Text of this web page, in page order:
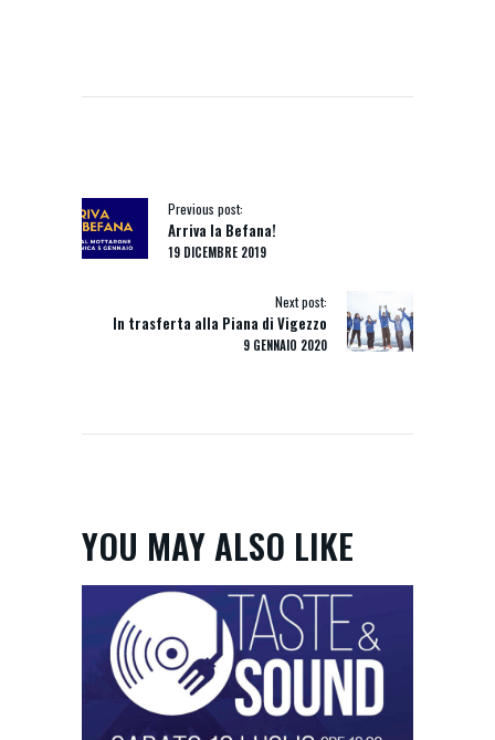
ARTICOLI
Previous post:
Arriva la Befana!
19 DICEMBRE 2019
Next post:
In trasferta alla Piana di Vigezzo
9 GENNAIO 2020
YOU MAY ALSO LIKE